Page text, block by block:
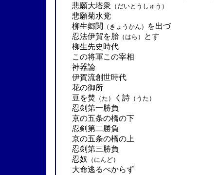
悲願大塔衆 （だいとうしゅう）
悲願菊水党
柳生郷関
（きょうかん）
を出づ
忍法伊賀を胎 （はら）
とす
柳生先史時代
この将軍この宰相
神器論
伊賀流創世時代
花の御所
豆を焚 （た） く詩 （うた）
忍剣第一勝負
京の五条の橋の下
忍剣第二勝負
京の五条の橋の上
忍剣第三勝負
忍奴
（にんど）
大命逃るべからず